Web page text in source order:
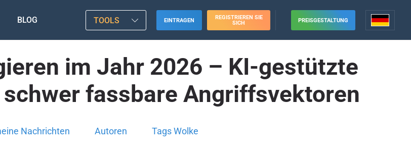
BLOG TOOLS EINTRAGEN
REGISTRIEREN SIE
SICH
PREISGESTALTUNG
im Jahr 2026 – KI-gestützte
fassbare Angriffsvektoren
Nachrichten Autoren Tags Wolke